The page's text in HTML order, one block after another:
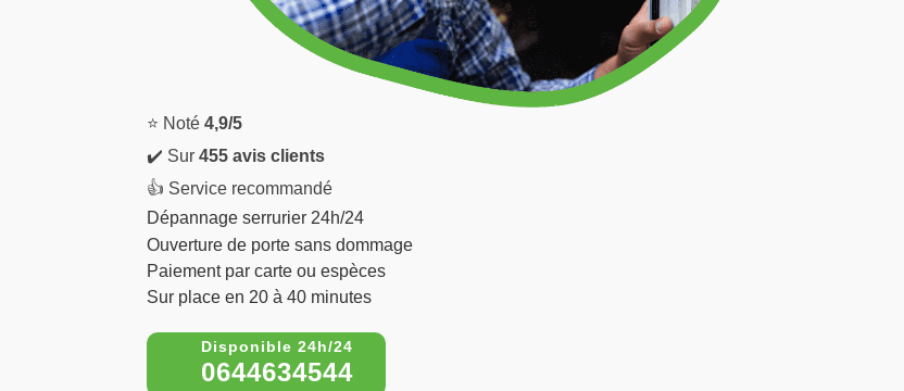
⭐ Noté 4,9/5
✔️ Sur 455 avis clients
👍 Service recommandé
Dépannage serrurier 24h/24
Ouverture de porte sans dommage
Paiement par carte ou espèces
Sur place en 20 à 40 minutes
0644634544